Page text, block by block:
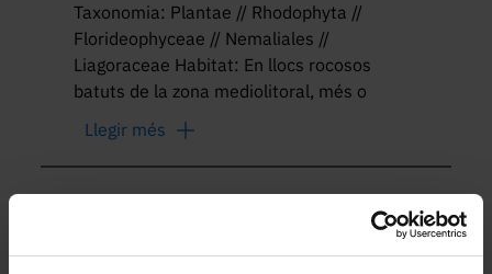
Taxonomia: Plantae // Rhodophyta //
Florideophyceae // Nemaliales //
Liagoraceae Habitat: En llocs rocosos
batuts de la zona mediolitoral, més o
menys al mateix nivell que Rissoella
verruculosa o per sobre seu
Llegir més